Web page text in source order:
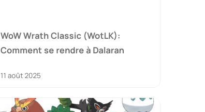
WoW Wrath Classic (WotLK):
Comment se rendre à Dalaran
11 août 2025